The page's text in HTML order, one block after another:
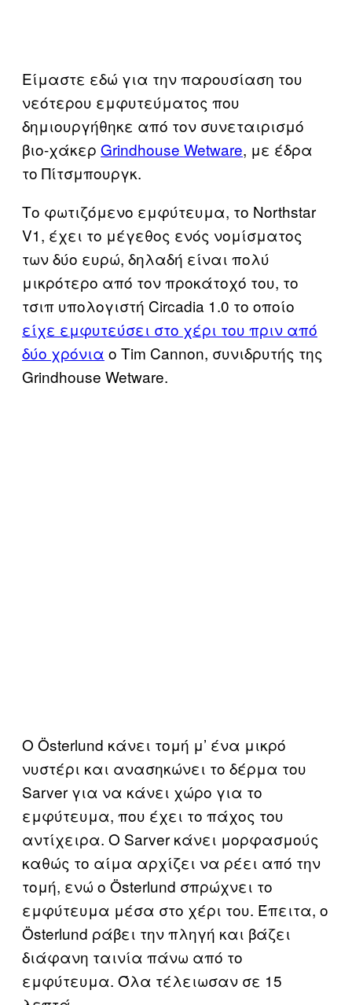
Είμαστε εδώ για την παρουσίαση του
νεότερου εμφυτεύματος που
δημιουργήθηκε από τον συνεταιρισμό
βιο-χάκερ Grindhouse Wetware, με έδρα
το Πίτσμπουργκ.
Το φωτιζόμενο εμφύτευμα, το Northstar
V1, έχει το μέγεθος ενός νομίσματος
των δύο ευρώ, δηλαδή είναι πολύ
μικρότερο από τον προκάτοχό του, το
τσιπ υπολογιστή Circadia 1.0 το οποίο
είχε εμφυτεύσει στο χέρι του πριν από
δύο χρόνια ο Tim Cannon, συνιδρυτής της
Grindhouse Wetware.
Ο Österlund κάνει τομή μ’ ένα μικρό
νυστέρι και ανασηκώνει το δέρμα του
Sarver για να κάνει χώρο για το
εμφύτευμα, που έχει το πάχος του
αντίχειρα. Ο Sarver κάνει μορφασμούς
καθώς το αίμα αρχίζει να ρέει από την
τομή, ενώ ο Österlund σπρώχνει το
εμφύτευμα μέσα στο χέρι του. Έπειτα, ο
Österlund ράβει την πληγή και βάζει
διάφανη ταινία πάνω από το
εμφύτευμα. Όλα τέλειωσαν σε 15